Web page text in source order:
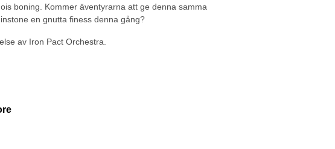
boning. Kommer äventyrarna att ge denna samma
en gnutta finess denna gång?
av Iron Pact Orchestra.